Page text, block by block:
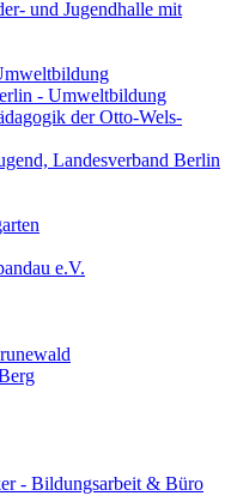
und Jugendhalle mit
- Umweltbildung
der Otto-Wels-
Landesverband Berlin
e.V.
- Bildungsarbeit & Büro